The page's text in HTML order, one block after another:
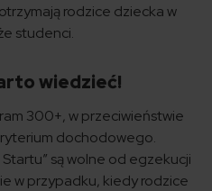
rodzice dziecka w
studenci.
wiedzieć!
300+, w przeciwieństwie
dochodowego.
są wolne od egzekucji
w przypadku, kiedy rodzice